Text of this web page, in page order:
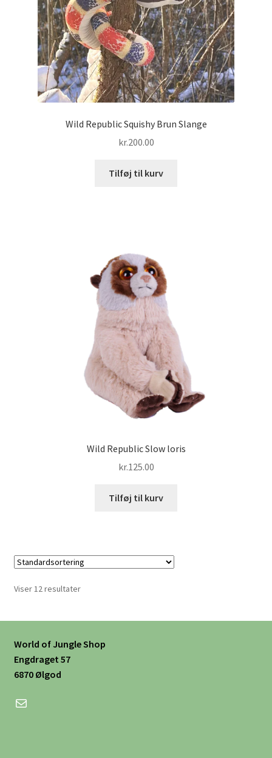
Wild Republic Squishy Brun Slange
kr.200.00
Tilføj til kurv
Wild Republic Slow loris
kr.125.00
Tilføj til kurv
Viser 12 resultater
World of Jungle Shop
Engdraget 57
6870 Ølgod
Mail